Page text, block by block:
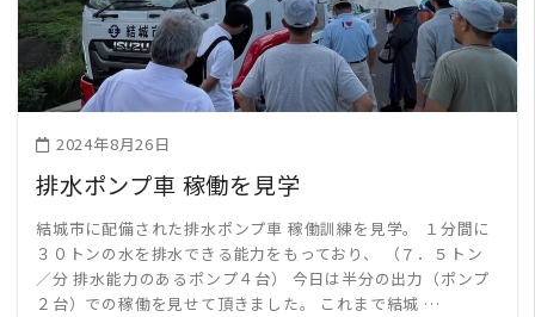
2024年8月26日
排水ポンプ車 稼働を見学
結城市に配備された排水ポンプ車 稼働訓練を見学。 １分間に
３０トンの水を排水できる能力をもっており、 （７．５トン
／分 排水能力のあるポンプ４台） 今日は半分の出力（ポンプ
２台）での稼働を見せて頂きました。 これまで結城 …